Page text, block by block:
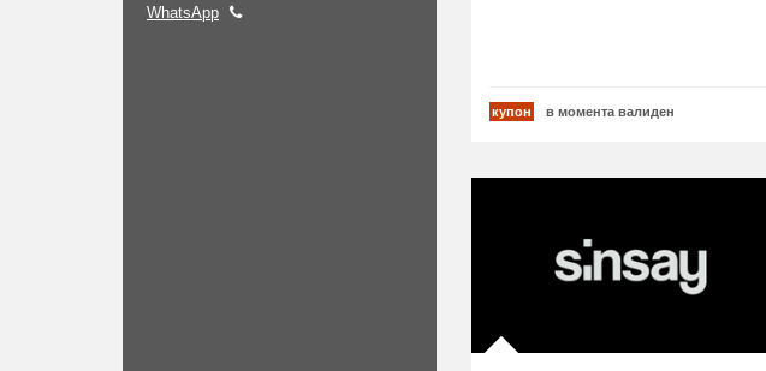
WhatsApp
купон в момента валиден